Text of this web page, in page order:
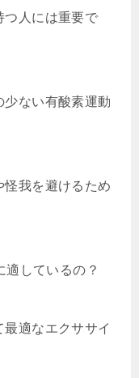
つ人には重要で
ない有酸素運動
怪我を避けるため
適しているの？
適なエクササイ